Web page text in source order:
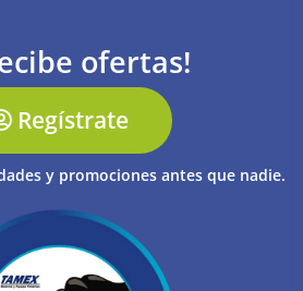
ofertas!
Regístrate
y promociones antes que nadie.